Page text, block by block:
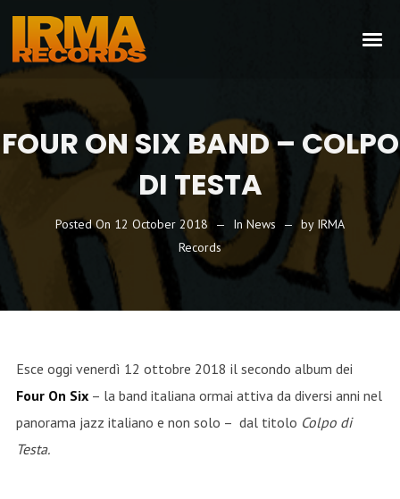
FOUR ON SIX BAND – COLPO
DI TESTA
Posted On 12 October 2018 In News by IRMA
Records
Esce oggi venerdì 12 ottobre 2018 il secondo album dei
Four On Six– la band italiana ormai attiva da diversi anni nel
panorama jazz italiano e non solo – dal titolo Colpo di
Testa.